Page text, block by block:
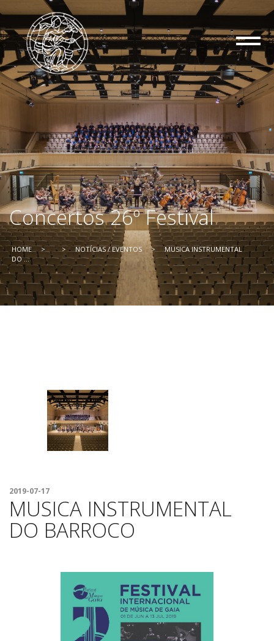
HOME>>NOTÍCIAS / EVENTOS >MUSICA INSTRUMENTAL
DO ...
Concertos 26º Festival
2019-07-17
MUSICA INSTRUMENTAL
DO BARROCO